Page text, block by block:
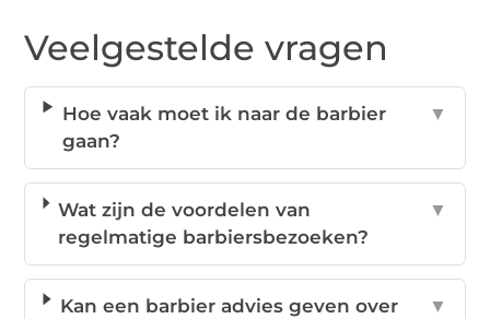
Veelgestelde vragen
Hoe vaak moet ik naar de barbier
gaan?
▼
Wat zijn de voordelen van
regelmatige barbiersbezoeken?
▼
Kan een barbier advies geven over
▼